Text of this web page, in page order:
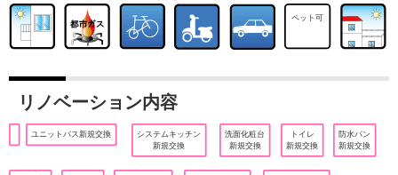
ペット可
リノベーション内容
ユニットバス新規交換 システムキッチン
新規交換
洗面化粧台
新規交換
トイレ
新規交換
防水パン
新規交換